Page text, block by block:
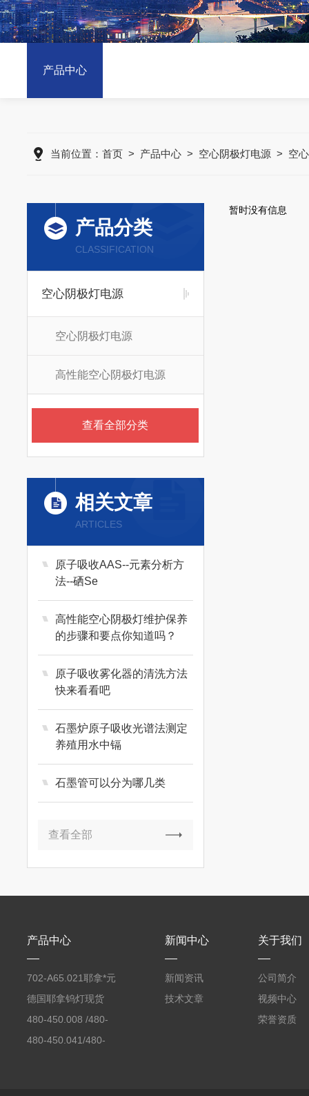
产品中心
当前位置： 首页 > 产品中心 > 空心阴极灯电源 > 空
产品分类
CLASSIFICATION
空心阴极灯电源
空心阴极灯电源
高性能空心阴极灯电源
查看全部分类
相关文章
ARTICLES
原子吸收AAS--元素分析方
法--硒Se
高性能空心阴极灯维护保养
的步骤和要点你知道吗？
原子吸收雾化器的清洗方法
快来看看吧
石墨炉原子吸收光谱法测定
养殖用水中镉
石墨管可以分为哪几类
查看全部
暂时没有信息
产品中心
702-A65.021耶拿*元
素分析仪反应罐
德国耶拿钨灯现货
480-450.008 /480-
450.008C耶拿镉Cd空
480-450.041/480-
新闻中心
新闻资讯
技术文章
关于我们
公司简介
视频中心
荣誉资质